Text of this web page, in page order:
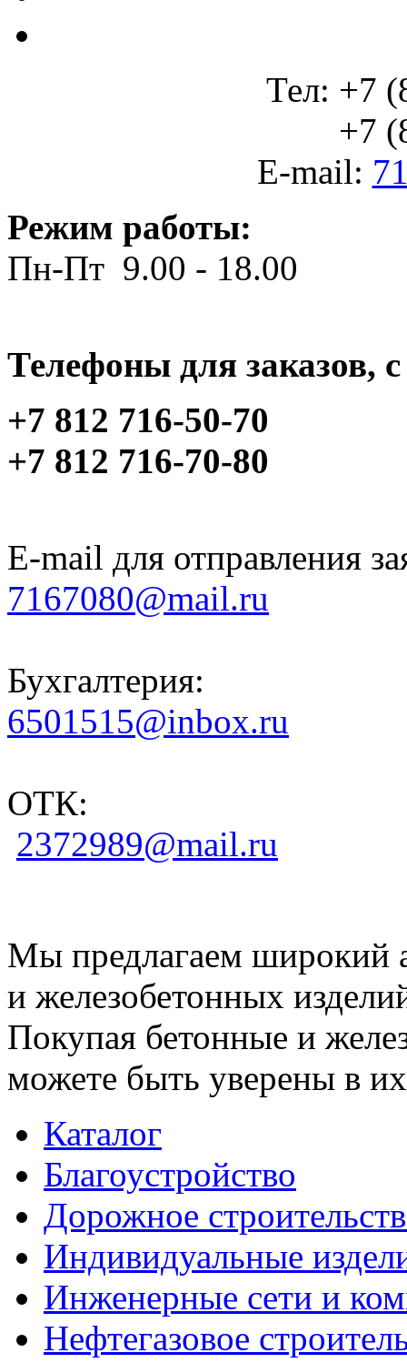
Тел: +7
+7
E-mail:
Режим работы:
Пн-Пт 9.00 - 18.00
Телефоны для заказов,
+7 812 716-50-70
+7 812 716-70-80
E-mail для отправления
7167080@mail.ru
Бухгалтерия:
6501515@inbox.ru
ОТК:
2372989@mail.ru
Мы предлагаем широкий
и железобетонных
Покупая бетонные и
можете быть уверены в их
Каталог
Благоустройство
Дорожное
Индивидуальные
Инженерные сети и
Нефтегазовое